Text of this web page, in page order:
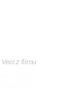
Veci z filmu